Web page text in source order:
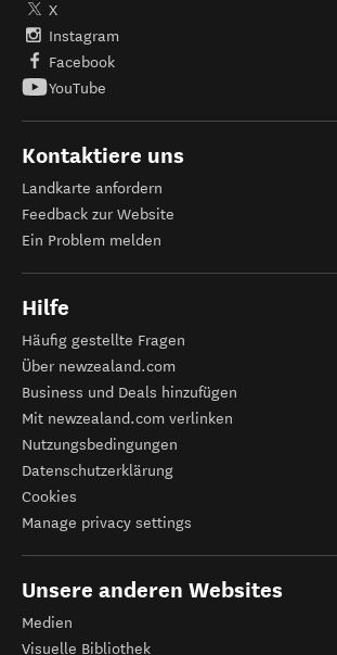
X
Instagram
Facebook
YouTube
Kontaktiere uns
Landkarte anfordern
Feedback zur Website
Ein Problem melden
Hilfe
Häufig gestellte Fragen
Über newzealand.com
Business und Deals hinzufügen
Mit newzealand.com verlinken
Nutzungsbedingungen
Datenschutzerklärung
Cookies
Manage privacy settings
Unsere anderen Websites
Medien
Visuelle Bibliothek